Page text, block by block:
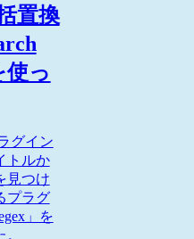
置換
使っ
グイン
トルか
見つけ
プラグ
」を